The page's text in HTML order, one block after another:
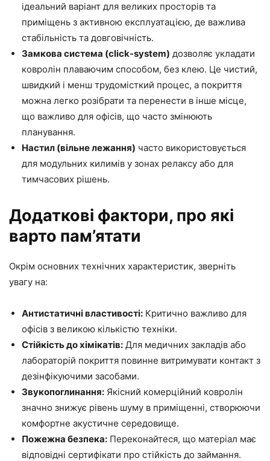
ідеальний варіант для великих просторів та
приміщень з активною експлуатацією, де важлива
стабільність та довговічність.
Замкова система (click-system) дозволяє укладати
ковролін плаваючим способом, без клею. Це чистий,
швидкий і менш трудомісткий процес, а покриття
можна легко розібрати та перенести в інше місце,
що важливо для офісів, що часто змінюють
планування.
Настил (вільне лежання) часто використовується
для модульних килимів у зонах релаксу або для
тимчасових рішень.
Додаткові фактори, про які
варто пам’ятати
Окрім основних технічних характеристик, зверніть
увагу на:
Антистатичні властивості: Критично важливо для
офісів з великою кількістю техніки.
Стійкість до хімікатів: Для медичних закладів або
лабораторій покриття повинне витримувати контакт з
дезінфікуючими засобами.
Звукопоглинання: Якісний комерційний ковролін
значно знижує рівень шуму в приміщенні, створюючи
комфортне акустичне середовище.
Пожежна безпека: Переконайтеся, що матеріал має
відповідні сертифікати про стійкість до займання.